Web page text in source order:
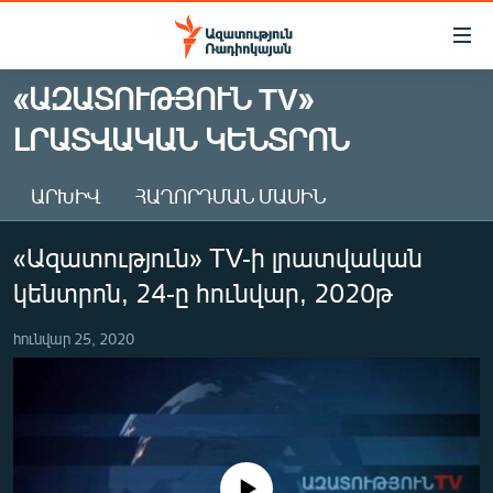
Մատչելիության
Անցնել
հիմնական
բովանդակությանը
հիմնական
ԱԶԱՏՈՒԹՅՈՒՆ TV
ՀԱՅԱՍՏԱՆ
ՔԱՂԱՔԱԿԱՆ
ԻՐԱՎՈՒՆՔ
ՀԱՍԱՐԱԿՈՒԹՅՈՒՆ
ՏՆՏԵՍՈՒԹՅՈՒՆ
ՊԱՏԵՐԱԶՄԻ 6 ՇԱԲԱԹՆԵՐԸ
ՏԱՐԱԾԱՇՐՋԱՆ
«ԱԶԱՏՈՒԹՅՈՒՆ TV»
ԼՐԱՏՎԱԿԱՆ ԿԵՆՏՐՈՆ
ԱՐԽԻՎ ՀԱՂՈՐԴՄԱՆ ՄԱՍԻՆ
«Ազատություն» TV-ի լրատվական
կենտրոն, 24-ը հունվար, 2020թ
հունվար 25, 2020